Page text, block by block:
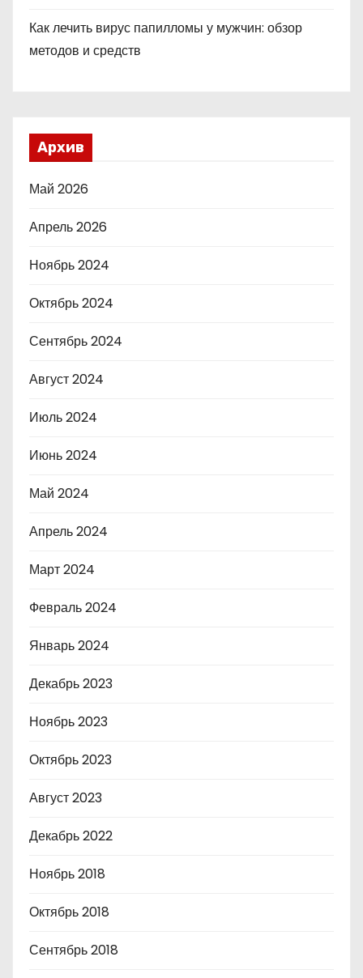
Как лечить вирус папилломы у мужчин: обзор
методов и средств
Архив
Май 2026
Апрель 2026
Ноябрь 2024
Октябрь 2024
Сентябрь 2024
Август 2024
Июль 2024
Июнь 2024
Май 2024
Апрель 2024
Март 2024
Февраль 2024
Январь 2024
Декабрь 2023
Ноябрь 2023
Октябрь 2023
Август 2023
Декабрь 2022
Ноябрь 2018
Октябрь 2018
Сентябрь 2018